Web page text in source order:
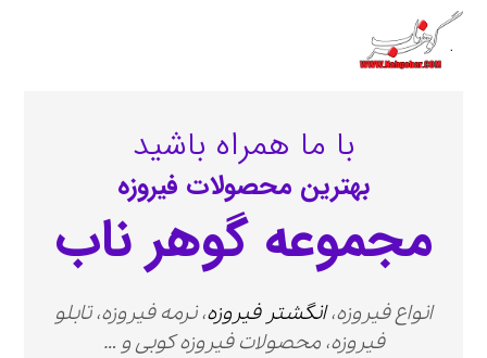
با ما همراه باشید
بهترین محصولات فیروزه
مجموعه گوهر ناب
انواع فیروزه،انگشتر فیروزه، نرمه فیروزه، تابلو
فیروزه، محصولات فیروزه کوبی و …